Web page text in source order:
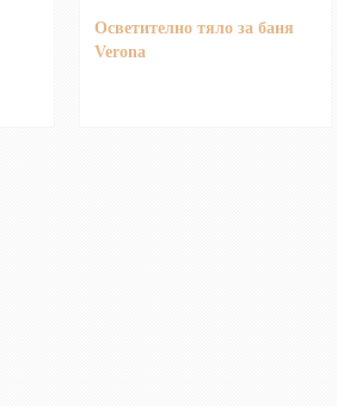
Осветително тяло за баня
Verona